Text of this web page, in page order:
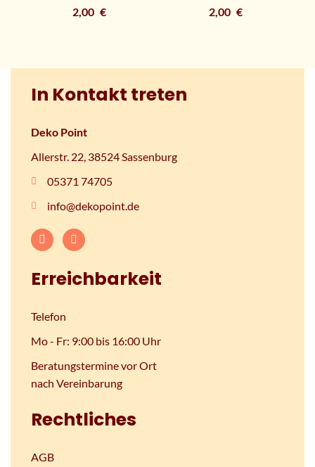
2,00 € 2,00 €
In Kontakt treten
Deko Point
Allerstr. 22, 38524 Sassenburg
05371 74705
info@dekopoint.de
Erreichbarkeit
Telefon
Mo - Fr: 9:00 bis 16:00 Uhr
Beratungstermine vor Ort
nach Vereinbarung
Rechtliches
AGB